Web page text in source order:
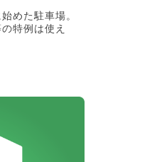
めた駐車場。
特例は使え